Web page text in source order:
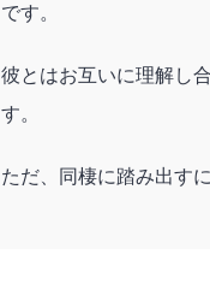
です。
彼とはお互いに理解し
す。
ただ、同棲に踏み出す